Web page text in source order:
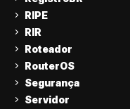
RIPE
RIR
Roteador
RouterOS
Segurança
Servidor